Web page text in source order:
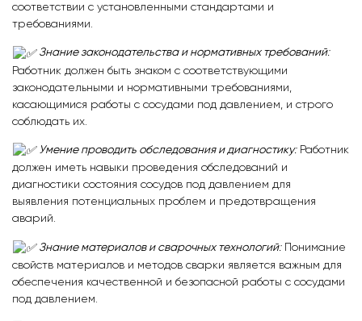
соответствии с установленными стандартами и
требованиями.
Знание законодательства и нормативных требований:
Работник должен быть знаком с соответствующими
законодательными и нормативными требованиями,
касающимися работы с сосудами под давлением, и строго
соблюдать их.
Умение проводить обследования и диагностику:Работник
должен иметь навыки проведения обследований и
диагностики состояния сосудов под давлением для
выявления потенциальных проблем и предотвращения
аварий.
Знание материалов и сварочных технологий:Понимание
свойств материалов и методов сварки является важным для
обеспечения качественной и безопасной работы с сосудами
под давлением.